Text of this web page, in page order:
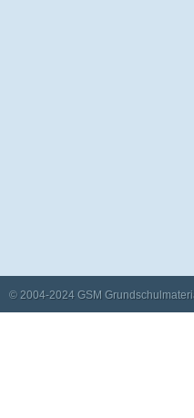
© 2004-2024 GSM